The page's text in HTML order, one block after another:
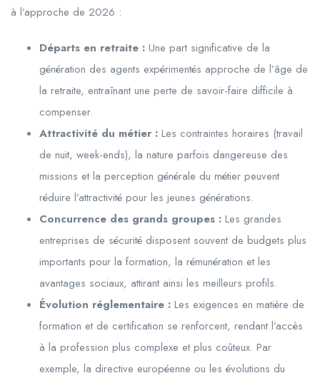
à l’approche de 2026 :
Départs en retraite : Une part significative de la
génération des agents expérimentés approche de l’âge de
la retraite, entraînant une perte de savoir-faire difficile à
compenser.
Attractivité du métier : Les contraintes horaires (travail
de nuit, week-ends), la nature parfois dangereuse des
missions et la perception générale du métier peuvent
réduire l’attractivité pour les jeunes générations.
Concurrence des grands groupes : Les grandes
entreprises de sécurité disposent souvent de budgets plus
importants pour la formation, la rémunération et les
avantages sociaux, attirant ainsi les meilleurs profils.
Évolution réglementaire : Les exigences en matière de
formation et de certification se renforcent, rendant l’accès
à la profession plus complexe et plus coûteux. Par
exemple, la directive européenne ou les évolutions du